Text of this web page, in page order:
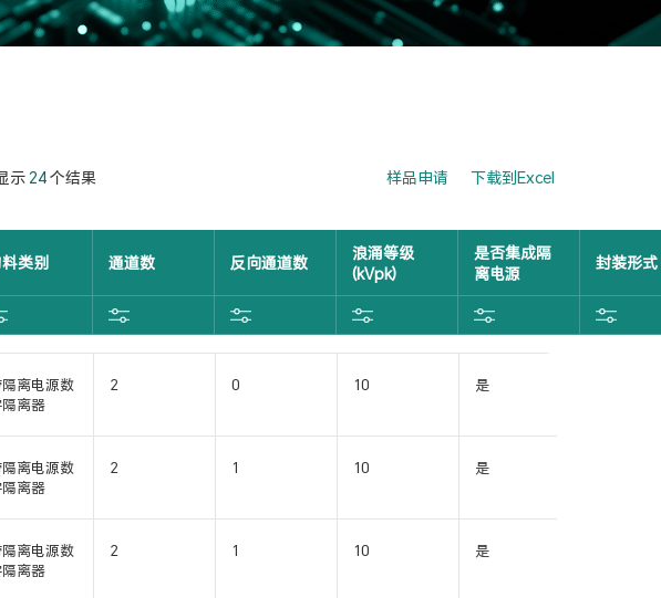
示 24个结果 样品申请 下载到Excel
类别 通道数 反向通道数
浪涌等级
(kVpk)
是否集成隔
离电源
封装形式
离电源数
离器
2 0 10 是
离电源数
离器
2 1 10 是
离电源数
离器
2 1 10 是